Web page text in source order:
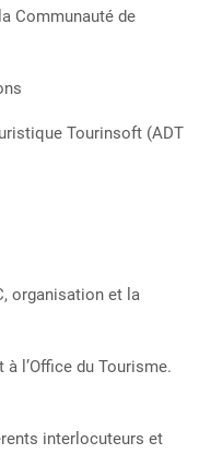
Communauté de
Tourinsoft (ADT
organisation et la
l’Office du Tourisme.
interlocuteurs et